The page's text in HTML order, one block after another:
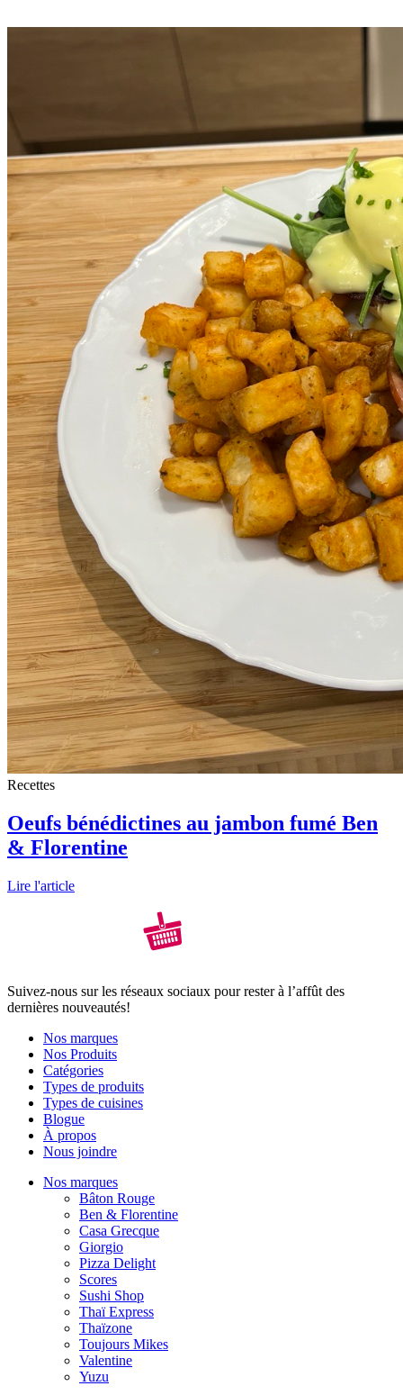
Recettes
Oeufs bénédictines au jambon fumé Ben
& Florentine
Lire l'article
Suivez-nous sur les réseaux sociaux pour rester à l’affût des
dernières nouveautés!
Nos marques
Nos Produits
Catégories
Types de produits
Types de cuisines
Blogue
À propos
Nous joindre
Nos marques
Bâton Rouge
Ben & Florentine
Casa Grecque
Giorgio
Pizza Delight
Scores
Sushi Shop
Thaï Express
Thaïzone
Toujours Mikes
Valentine
Yuzu